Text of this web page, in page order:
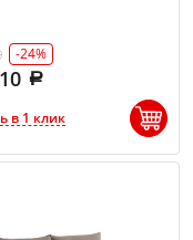
-24%
в 1 клик